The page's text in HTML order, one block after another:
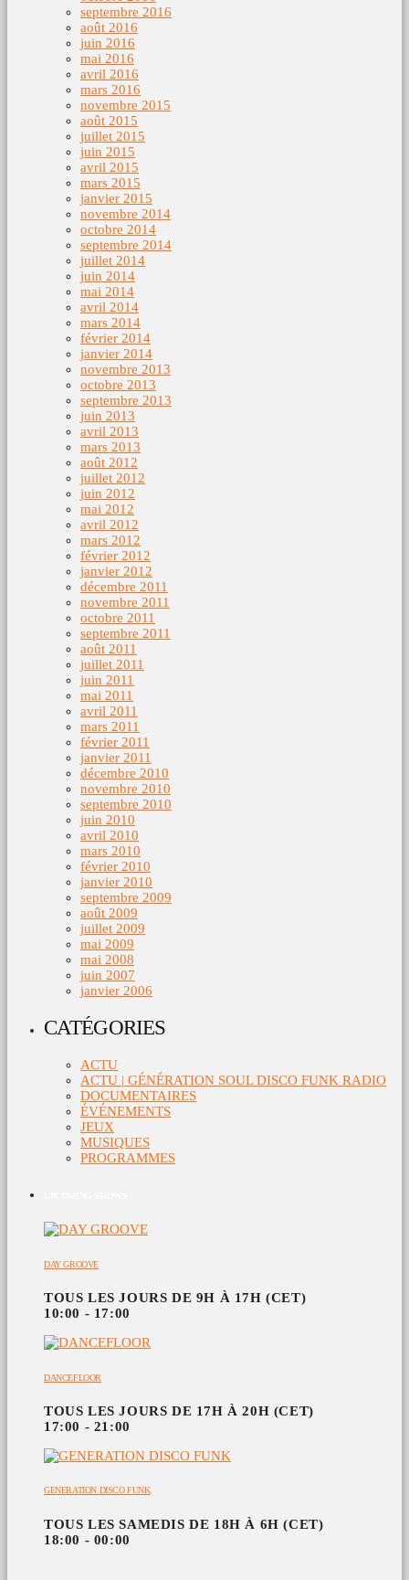
septembre 2016
août 2016
juin 2016
mai 2016
avril 2016
mars 2016
novembre 2015
août 2015
juillet 2015
juin 2015
avril 2015
mars 2015
janvier 2015
novembre 2014
octobre 2014
septembre 2014
juillet 2014
juin 2014
mai 2014
avril 2014
mars 2014
février 2014
janvier 2014
novembre 2013
octobre 2013
septembre 2013
juin 2013
avril 2013
mars 2013
août 2012
juillet 2012
juin 2012
mai 2012
avril 2012
mars 2012
février 2012
janvier 2012
décembre 2011
novembre 2011
octobre 2011
septembre 2011
août 2011
juillet 2011
juin 2011
mai 2011
avril 2011
mars 2011
février 2011
janvier 2011
décembre 2010
novembre 2010
septembre 2010
juin 2010
avril 2010
mars 2010
février 2010
janvier 2010
septembre 2009
août 2009
juillet 2009
mai 2009
mai 2008
juin 2007
janvier 2006
CATÉGORIES
ACTU
ACTU | GÉNÉRATION SOUL DISCO FUNK RADIO
DOCUMENTAIRES
ÉVÉNEMENTS
JEUX
MUSIQUES
PROGRAMMES
DAY GROOVE
TOUS LES JOURS DE 9H À 17H (CET)
10:00 - 17:00
DANCEFLOOR
TOUS LES JOURS DE 17H À 20H (CET)
17:00 - 21:00
GENERATION DISCO FUNK
TOUS LES SAMEDIS DE 18H À 6H (CET)
18:00 - 00:00